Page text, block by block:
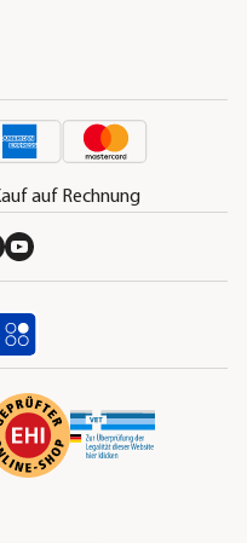
auf Rechnung